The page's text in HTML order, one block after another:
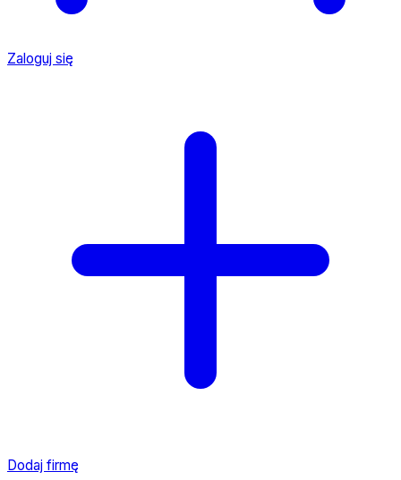
Zaloguj się
Dodaj firmę